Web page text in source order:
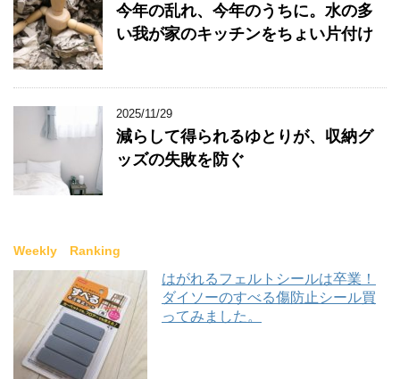
今年の乱れ、今年のうちに。水の多
い我が家のキッチンをちょい片付け
2025/11/29
減らして得られるゆとりが、収納グ
ッズの失敗を防ぐ
Weekly Ranking
はがれるフェルトシールは卒業！
ダイソーのすべる傷防止シール買
ってみました。